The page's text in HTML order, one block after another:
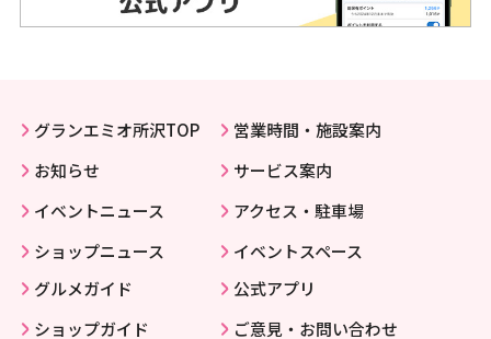
グランエミオ所沢TOP
お知らせ
イベントニュース
ショップニュース
グルメガイド
ショップガイド
営業時間・施設案内
サービス案内
アクセス・駐車場
イベントスペース
公式アプリ
ご意見・お問い合わせ